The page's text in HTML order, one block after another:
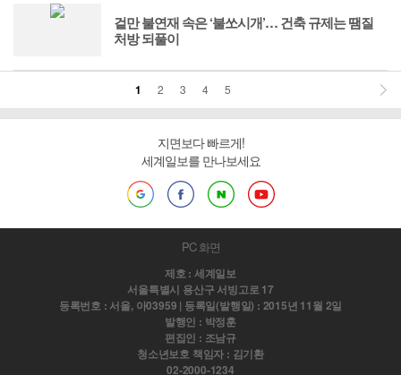
겉만 불연재 속은 ‘불쏘시개’… 건축 규제는 땜질
처방 되풀이
1 2 3 4 5
지면보다 빠르게!
세계일보를 만나보세요
PC 화면
제호 : 세계일보
서울특별시 용산구 서빙고로 17
등록번호 : 서울, 아03959 | 등록일(발행일) : 2015년 11월 2일
발행인 : 박정훈
편집인 : 조남규
청소년보호 책임자 : 김기환
02-2000-1234